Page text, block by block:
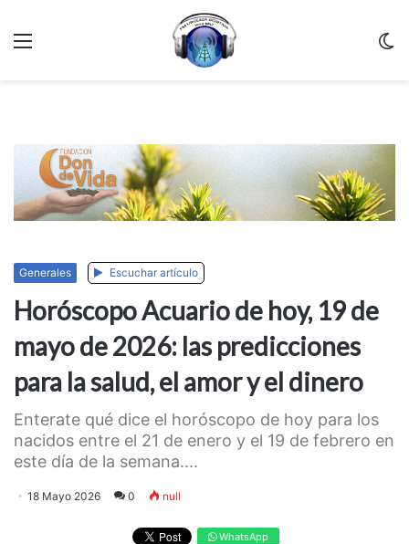
Generales Escuchar artículo
Horóscopo Acuario de hoy, 19 de
mayo de 2026: las predicciones
para la salud, el amor y el dinero
Enterate qué dice el horóscopo de hoy para los
nacidos entre el 21 de enero y el 19 de febrero en
este día de la semana....
18 Mayo 2026 0 null
WhatsApp